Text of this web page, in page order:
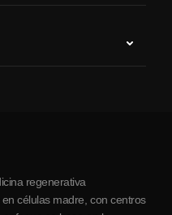
regenerativa
células madre, con centros